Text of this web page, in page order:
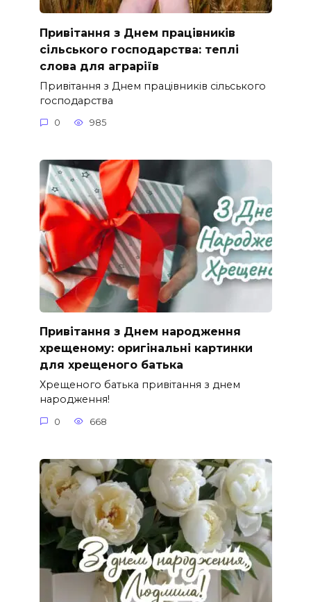
Привітання з Днем працівників
сільського господарства: теплі
слова для аграріїв
Привітання з Днем працівників сільського
господарства
0 985
Привітання з Днем народження
хрещеному: оригінальні картинки
для хрещеного батька
Хрещеного батька привітання з днем
народження!
0 668